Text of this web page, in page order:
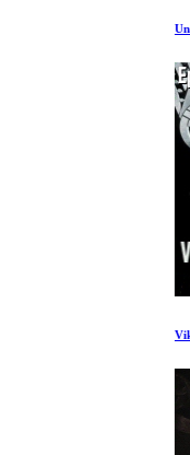
Una ultima aventura:
Vikingos Temporada 1